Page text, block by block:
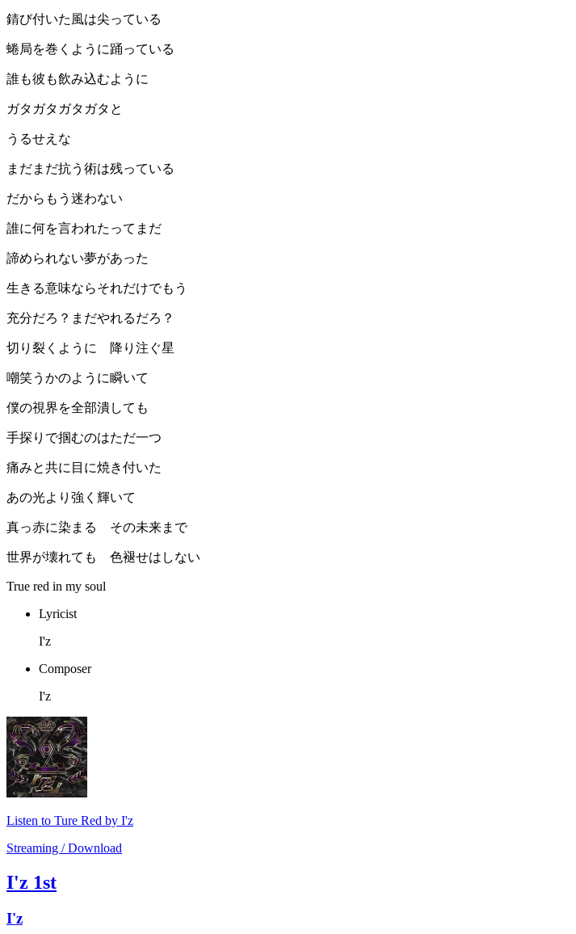
錆び付いた風は尖っている
蜷局を巻くように踊っている
誰も彼も飲み込むように
ガタガタガタガタと
うるせえな
まだまだ抗う術は残っている
だからもう迷わない
誰に何を言われたってまだ
諦められない夢があった
生きる意味ならそれだけでもう
充分だろ？まだやれるだろ？
切り裂くように 降り注ぐ星
嘲笑うかのように瞬いて
僕の視界を全部潰しても
手探りで掴むのはただ一つ
痛みと共に目に焼き付いた
あの光より強く輝いて
真っ赤に染まる その未来まで
世界が壊れても 色褪せはしない
True red in my soul
Lyricist
I'z
Composer
I'z
Listen to Ture Red by I'z
Streaming / Download
I'z 1st
I'z